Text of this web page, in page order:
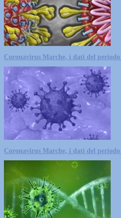
Coronavirus Marche, i dati del periodo
Coronavirus Marche, i dati del periodo